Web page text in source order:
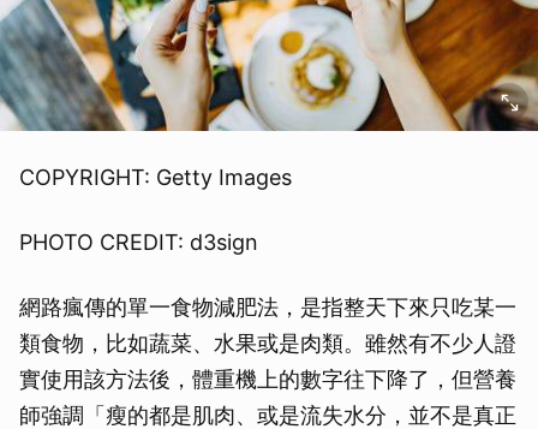
COPYRIGHT: Getty Images
PHOTO CREDIT: d3sign
網路瘋傳的單一食物減肥法，是指整天下來只吃某一
類食物，比如蔬菜、水果或是肉類。雖然有不少人證
實使用該方法後，體重機上的數字往下降了，但營養
師強調「瘦的都是肌肉、或是流失水分，並不是真正